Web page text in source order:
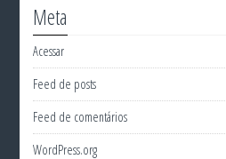
Meta
Acessar
Feed de posts
Feed de comentários
WordPress.org